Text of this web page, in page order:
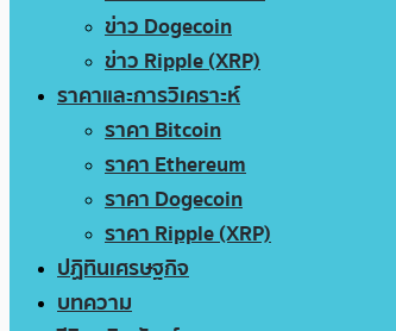
ข่าว Dogecoin
ข่าว Ripple (XRP)
ราคาและการวิเคราะห์
ราคา Bitcoin
ราคา Ethereum
ราคา Dogecoin
ราคา Ripple (XRP)
ปฏิทินเศรษฐกิจ
บทความ